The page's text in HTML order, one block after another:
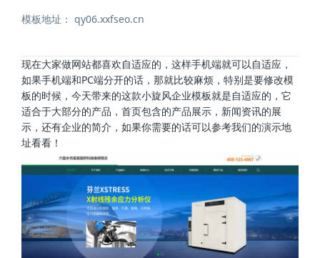
模板地址： qy06.xxfseo.cn
现在大家做网站都喜欢自适应的，这样手机端就可以自适应，
如果手机端和PC端分开的话，那就比较麻烦，特别是要修改模
板的时候，今天带来的这款小旋风企业模板就是自适应的，它
适合于大部分的产品，首页包含的产品展示，新闻资讯的展
示，还有企业的简介，如果你需要的话可以参考我们的演示地
址看看！